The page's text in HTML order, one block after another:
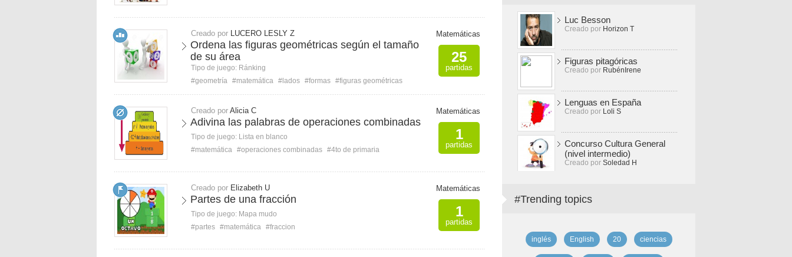
Creado por LUCERO LESLY Z
Ordena las figuras geométricas según el tamaño
de su área
Tipo de juego: Ránking
#geometría #matemática #lados #formas #figuras geométricas
Matemáticas
25
partidas
Creado por Alicia C
Adivina las palabras de operaciones combinadas
Tipo de juego: Lista en blanco
#matemática #operaciones combinadas #4to de primaria
Matemáticas
1
partidas
Creado por Elizabeth U
Partes de una fracción
Tipo de juego: Mapa mudo
#partes #matemática #fraccion
Matemáticas
1
partidas
Luc Besson
Creado por Horizon T
Figuras pitagóricas
Creado por RubénIrene
Lenguas en España
Creado por Loli S
Concurso Cultura General
(nivel intermedio)
Creado por Soledad H
#Trending topics
inglés English 20 ciencias